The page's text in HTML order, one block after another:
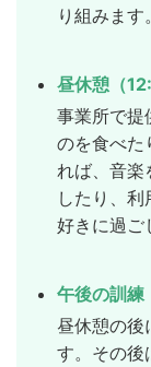
り組みます。
昼休憩（
事業所で提
のを食べた
れば、音楽
したり、
好きに過ご
午後の訓
昼休憩の後
す。その後